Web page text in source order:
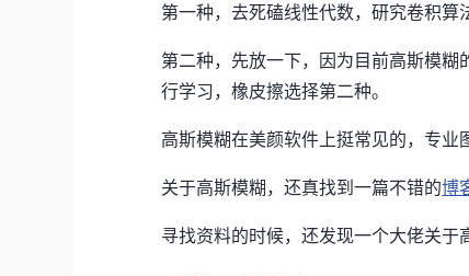
第一种，去死磕线性代数，研究卷积算
第二种，先放一下，因为目前高斯模
行学习，橡皮擦选择第二种。
高斯模糊在美颜软件上挺常见的，专业
关于高斯模糊，还真找到一篇不错的博
寻找资料的时候，还发现一个大佬关于